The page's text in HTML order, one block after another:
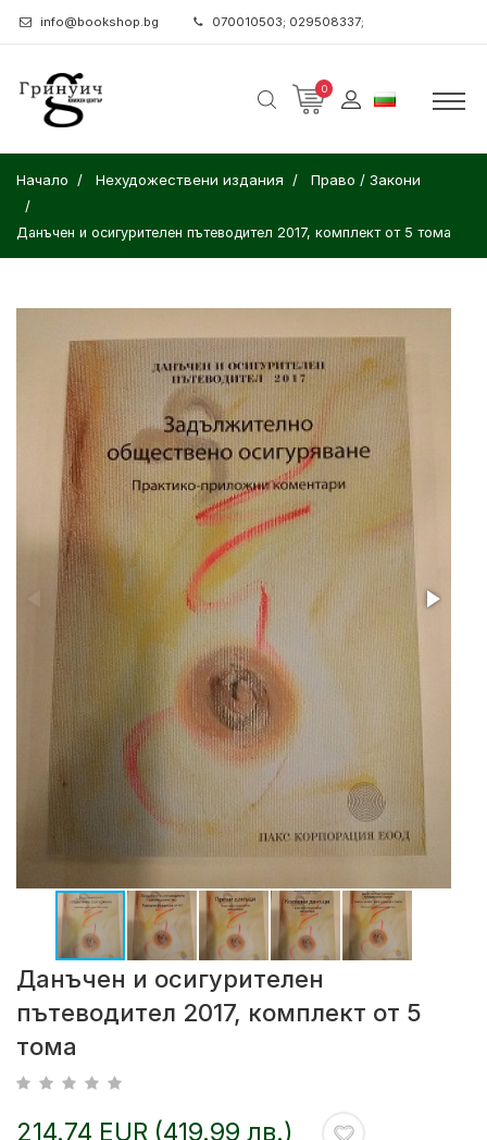
info@bookshop.bg 070010503; 029508337;
0
Начало Нехудожествени издания Право / Закони
Данъчен и осигурителен пътеводител 2017, комплект от 5 тома
Данъчен и осигурителен
пътеводител 2017, комплект от 5
тома
214.74 EUR (419.99 лв.)